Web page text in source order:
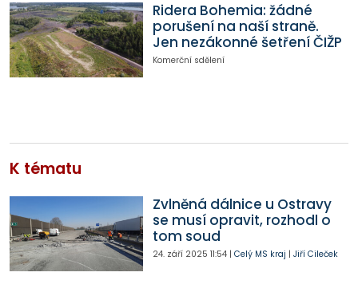
Ridera Bohemia: žádné
porušení na naší straně.
Jen nezákonné šetření ČIŽP
Komerční sdělení
K tématu
Zvlněná dálnice u Ostravy
se musí opravit, rozhodl o
tom soud
24. září 2025 11:54| Celý MS kraj | Jiří Cileček